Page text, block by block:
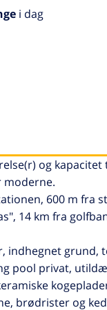
i dag
og kapacitet
moderne.
600 m fra
14 km fra
indhegnet grund,
pool privat,
brødrister og